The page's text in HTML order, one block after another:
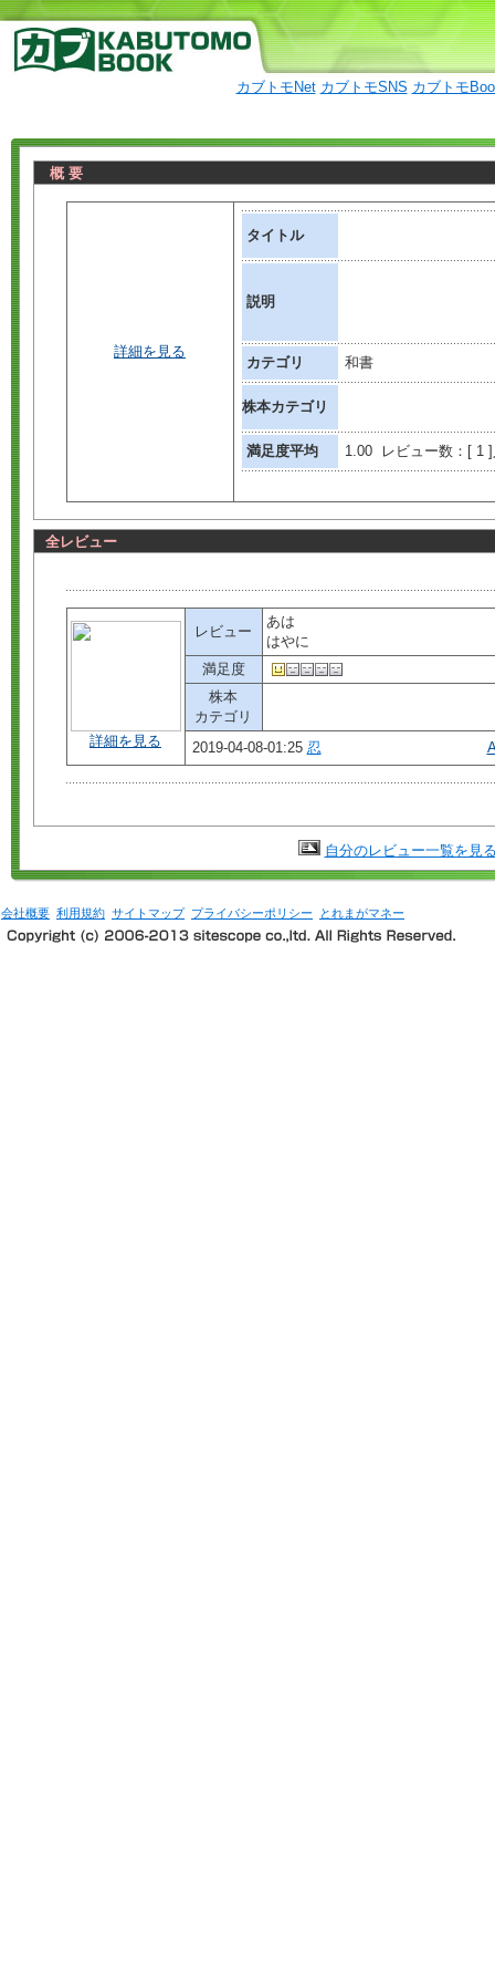
カブトモNet カブトモSNS カブトモ
概 要
詳細を見る
タイトル
説明
カテゴリ 和書
株本カテゴリ
満足度平均 1.00 レビュー数：[ 1 ]
全レビュー
詳細を見る
レビュー
あは
はやに
満足度
株本
カテゴリ
2019-04-08-01:25 忍
自分のレビュー一覧を見
会社概要 利用規約 サイトマップ プライバシーポリシー とれまがマネー